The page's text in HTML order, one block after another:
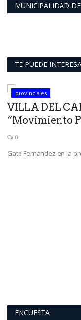
MUNICIPALIDAD
TE PUEDE
provinciales
VILLA DEL
“Movimiento
0
Gato Fernández en la
ENCUESTA